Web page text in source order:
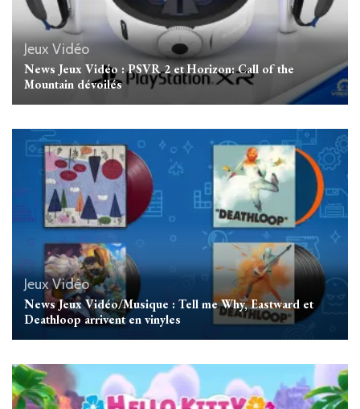
Jeux Vidéo
News Jeux Vidéo : PSVR 2 et ‎‎Horizon: Call of the
Mountain‎‎ dévoilés
Jeux Vidéo
News Jeux Vidéo/Musique : Tell me Why, Eastward et
Deathloop arrivent en vinyles